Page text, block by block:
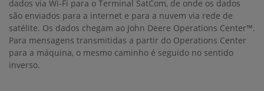
dados via Wi-Fi para o Terminal SatCom, de onde os dados
são enviados para a internet e para a nuvem via rede de
satélite. Os dados chegam ao John Deere Operations Center™.
Para mensagens transmitidas a partir do Operations Center
para a máquina, o mesmo caminho é seguido no sentido
inverso.